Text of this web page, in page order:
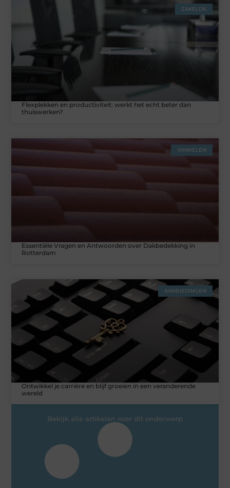
ZAKELIJK
Flexplekken en productiviteit: werkt het echt beter dan
thuiswerken?
WINKELEN
Essentiële Vragen en Antwoorden over Dakbedekking in
Rotterdam
AANBIEDINGEN
Ontwikkel je carrière en blijf groeien in een veranderende
wereld
Bekijk alle artikelen over dit onderwerp